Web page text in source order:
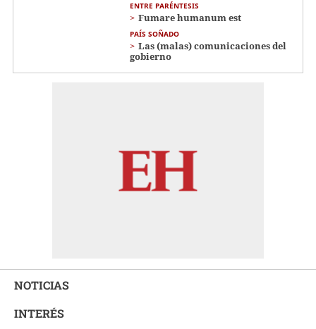
ENTRE PARÉNTESIS
Fumare humanum est
PAÍS SOÑADO
Las (malas) comunicaciones del
gobierno
NOTICIAS
INTERÉS